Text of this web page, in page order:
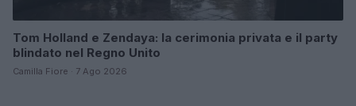
Tom Holland e Zendaya: la cerimonia privata e il party
blindato nel Regno Unito
Camilla Fiore · 7 Ago 2026